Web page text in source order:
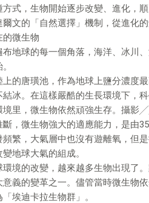
方式，生物開始逐步改變、進化，
文的「自然選擇」機制，從進化
的微生物
布地球的每一個角落，海洋、冰川
上的唐璜池，作為地球上鹽分濃度
冰。在這樣嚴酷的生長環境下，
境里，微生物依然頑強生存。攝影
斷，微生物強大的適應能力，是由
頻繁，大氣層中也沒有遊離氧，但
地球大氣的組成。
環境的改變，越來越多生物出現了
意義的變革之一。儘管當時微生物
埃迪卡拉生物群」。